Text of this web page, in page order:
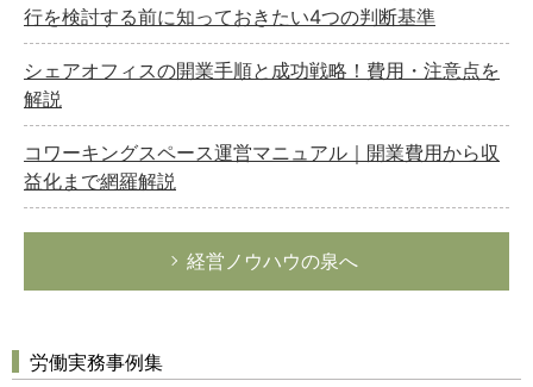
行を検討する前に知っておきたい4つの判断基準
シェアオフィスの開業手順と成功戦略！費用・注意点を
解説
コワーキングスペース運営マニュアル｜開業費用から収
益化まで網羅解説
経営ノウハウの泉へ
労働実務事例集